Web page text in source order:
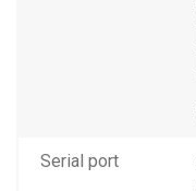
Serial port